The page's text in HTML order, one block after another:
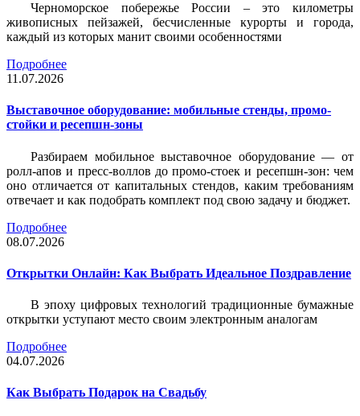
Черноморское побережье России – это километры
живописных пейзажей, бесчисленные курорты и города,
каждый из которых манит своими особенностями
Подробнее
11.07.2026
Выставочное оборудование: мобильные стенды, промо-
стойки и ресепшн-зоны
Разбираем мобильное выставочное оборудование — от
ролл-апов и пресс-воллов до промо-стоек и ресепшн-зон: чем
оно отличается от капитальных стендов, каким требованиям
отвечает и как подобрать комплект под свою задачу и бюджет.
Подробнее
08.07.2026
Открытки Онлайн: Как Выбрать Идеальное Поздравление
В эпоху цифровых технологий традиционные бумажные
открытки уступают место своим электронным аналогам
Подробнее
04.07.2026
Как Выбрать Подарок на Свадьбу